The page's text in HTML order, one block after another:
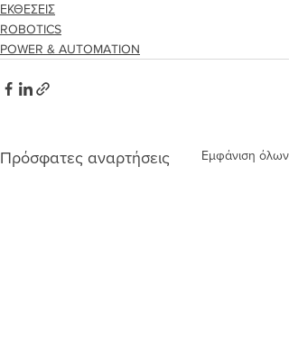
ΕΚΘΕΣΕΙΣ
ROBOTICS
POWER & AUTOMATION
Πρόσφατες αναρτήσεις Εμφάνιση όλων